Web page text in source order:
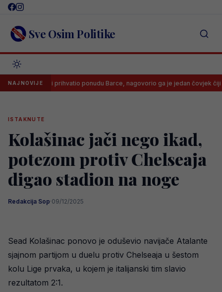
Skip
content Sve Osim Politike
NAJNOVIJE
Real i prihvatio ponudu Barce, nagovorio ga je jedan čovjek čiji se
ISTAKNUTE
Kolašinac jači nego ikad,
potezom protiv Chelseaja
digao stadion na noge
Redakcija Sop·09/12/2025
Sead Kolašinac ponovo je oduševio navijače Atalante
sjajnom partijom u duelu protiv Chelseaja u šestom
kolu Lige prvaka, u kojem je italijanski tim slavio
rezultatom 2:1.